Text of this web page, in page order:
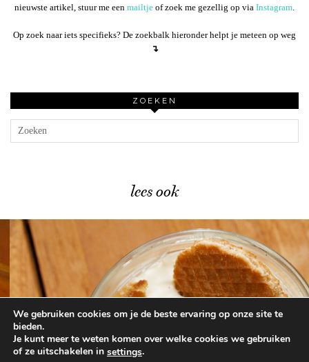
nieuwste artikel, stuur me een mailtje of zoek me gezellig op via Instagram.
Op zoek naar iets specifieks? De zoekbalk hieronder helpt je meteen op weg
↴
ZOEKEN
lees ook
Heerlijk herfsttoetje met stroopwafels …
We gebruiken cookies om je de beste ervaring op onze site te
bieden.
Je kunt meer te weten komen over welke cookies we gebruiken
of ze uitschakelen in settings.